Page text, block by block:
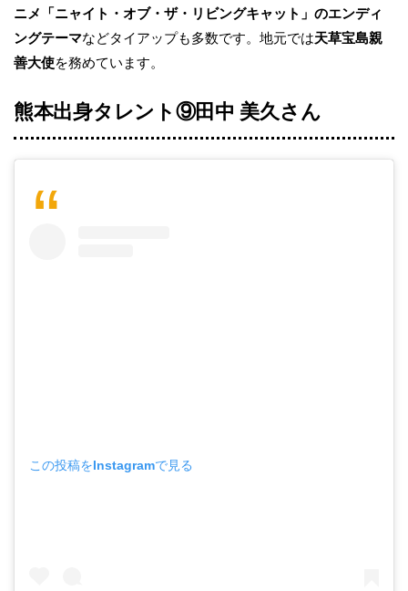
ニメ「ニャイト・オブ・ザ・リビングキャット」のエンディ
ングテーマなどタイアップも多数です。地元では天草宝島親
善大使を務めています。
熊本出身タレント⑨田中 美久さん
この投稿をInstagramで見る